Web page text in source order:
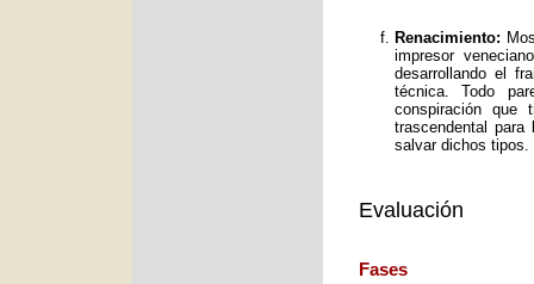
Renacimiento:
impresor
desarrollando el
técnica. Todo
conspiración
trascendental
salvar dichos tipos.
Evaluación
Fases